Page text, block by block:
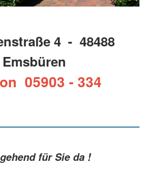
4 - 48488
Emsbüren
05903 - 334
für Sie da !